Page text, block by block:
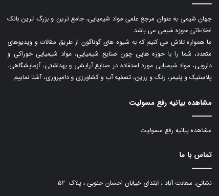
جهان شیمی به عنوان مرجع علمی مواد شیمیایی، جامع ترین و بزرگ ترین بانک
اطلاعاتی حوزه شیمی می باشد.
ما همواره تلاش می کنیم که به شیوه های گوناگون از طریق مقالات و ویدیوهای
متعدد، شما را با حوزه هایی چون صنایع شیمیایی، مواد شیمیایی خوراکی و
دارویی، مواد شیمیایی مورد استفاده در صنایع آرایشی و بهداشتی، آزمایشگاهی،
پلاستیک و پلیمر، رنگ و رزین، تصفیه آب و کشاورزی و دامپروری، آشنا نماییم.
مشاهده بیانیه رفع مسولیت
مشاهده بیانیه رفع مسولیت
تماس با ما
نشانی: سعادت آباد ، ابتدای خیابان احسان جنوبی ، پلاک ۵۲